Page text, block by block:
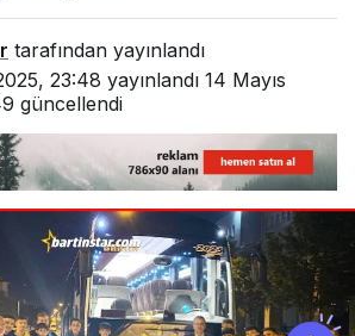
tarafından yayınlandı
23:48 yayınlandı 14 Mayıs
güncellendi